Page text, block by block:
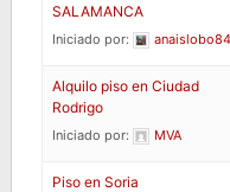
SALAMANCA
Iniciado por: anaislobo84
Alquilo piso en Ciudad
Rodrigo
Iniciado por: MVA
Piso en Soria